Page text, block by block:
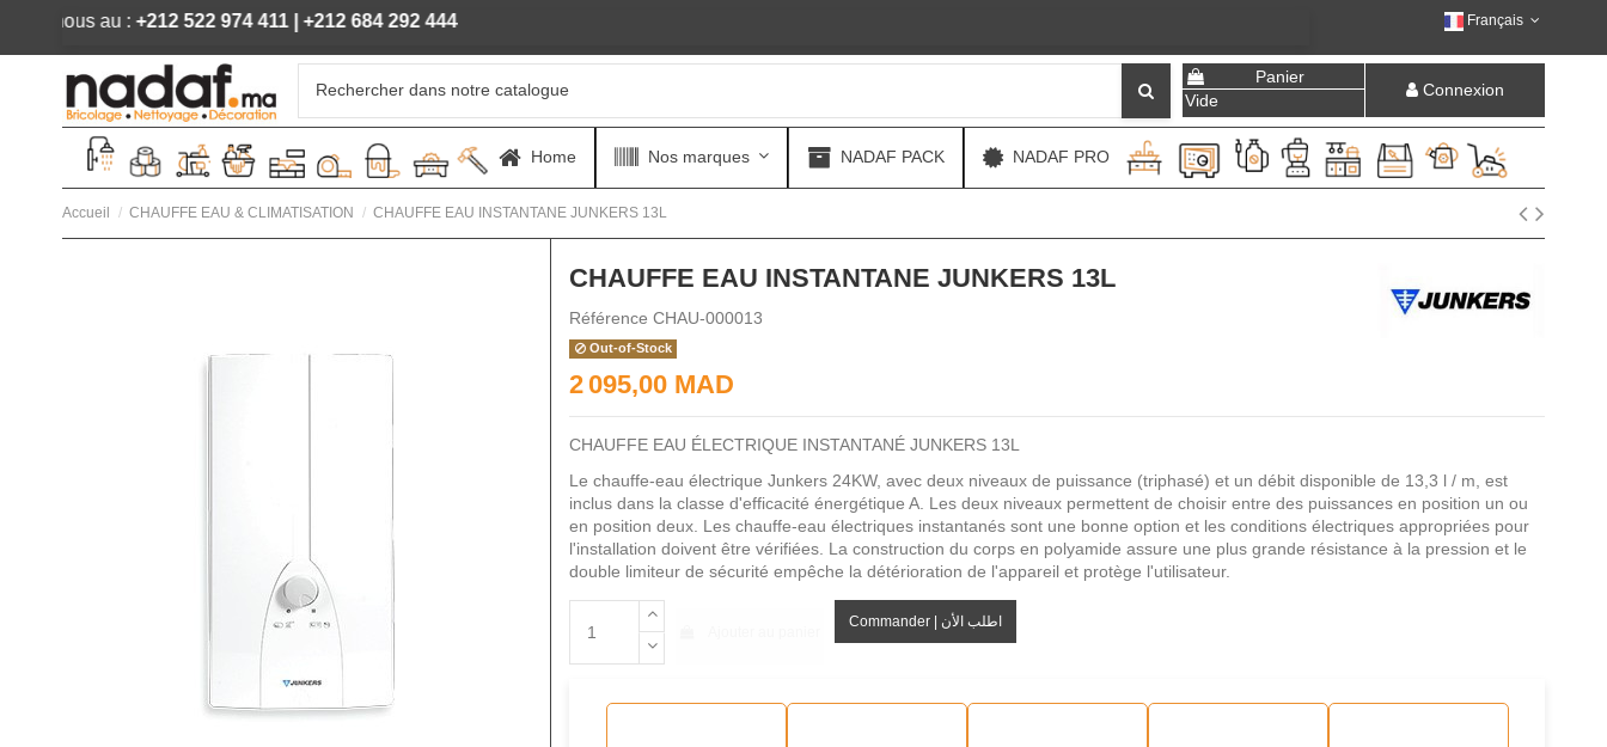
appelez-nous au :+212 522 974 411|+212 684 292 444 Français
Panier
Vide
Connexion
Home Nos marques NADAF PACK NADAF PRO
Accueil CHAUFFE EAU & CLIMATISATION CHAUFFE EAU INSTANTANE JUNKERS 13L
CHAUFFE EAU INSTANTANE JUNKERS 13L
Référence CHAU-000013
Out-of-Stock
2 095,00 MAD
CHAUFFE EAU ÉLECTRIQUE INSTANTANÉ JUNKERS 13L
Le chauffe-eau électrique Junkers 24KW, avec deux niveaux de puissance (triphasé) et un débit disponible de 13,3 l / m, est
inclus dans la classe d'efficacité énergétique A. Les deux niveaux permettent de choisir entre des puissances en position un ou
en position deux. Les chauffe-eau électriques instantanés sont une bonne option et les conditions électriques appropriées pour
l'installation doivent être vérifiées. La construction du corps en polyamide assure une plus grande résistance à la pression et le
double limiteur de sécurité empêche la détérioration de l'appareil et protège l'utilisateur.
Commander | اطلب الأن